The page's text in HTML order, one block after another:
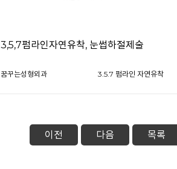
3,5,7펌라인자연유착, 눈썹하절제술
꿈꾸는성형외과 3.5.7 펌라인 자연유착
이전 다음 목록